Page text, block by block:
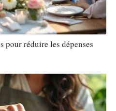
pour réduire les dépenses